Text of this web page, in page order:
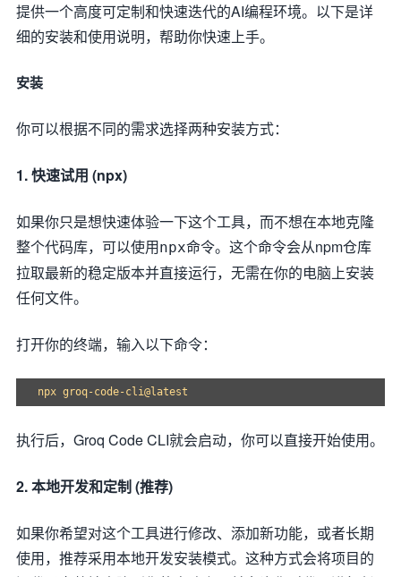
提供一个高度可定制和快速迭代的AI编程环境。以下是详
细的安装和使用说明，帮助你快速上手。
安装
你可以根据不同的需求选择两种安装方式：
1. 快速试用 (npx)
如果你只是想快速体验一下这个工具，而不想在本地克隆
整个代码库，可以使用npx命令。这个命令会从npm仓库
拉取最新的稳定版本并直接运行，无需在你的电脑上安装
任何文件。
打开你的终端，输入以下命令：
执行后，Groq Code CLI就会启动，你可以直接开始使用。
2. 本地开发和定制 (推荐)
如果你希望对这个工具进行修改、添加新功能，或者长期
使用，推荐采用本地开发安装模式。这种方式会将项目的